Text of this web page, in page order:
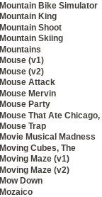
Mountain Bike Simulator
Mountain King
Mountain Shoot
Mountain Skiing
Mountains
Mouse (v1)
Mouse (v2)
Mouse Attack
Mouse Mervin
Mouse Party
Mouse That Ate Chicago,
Mouse Trap
Movie Musical Madness
Moving Cubes, The
Moving Maze (v1)
Moving Maze (v2)
Mow Down
Mozaico